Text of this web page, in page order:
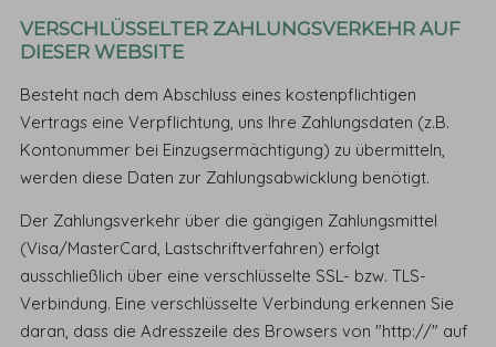
VERSCHLÜSSELTER ZAHLUNGSVERKEHR AUF
DIESER WEBSITE
Besteht nach dem Abschluss eines kostenpflichtigen
Vertrags eine Verpflichtung, uns Ihre Zahlungsdaten (z.B.
Kontonummer bei Einzugsermächtigung) zu übermitteln,
werden diese Daten zur Zahlungsabwicklung benötigt.
Der Zahlungsverkehr über die gängigen Zahlungsmittel
(Visa/MasterCard, Lastschriftverfahren) erfolgt
ausschließlich über eine verschlüsselte SSL- bzw. TLS-
Verbindung. Eine verschlüsselte Verbindung erkennen Sie
daran, dass die Adresszeile des Browsers von "http://" auf